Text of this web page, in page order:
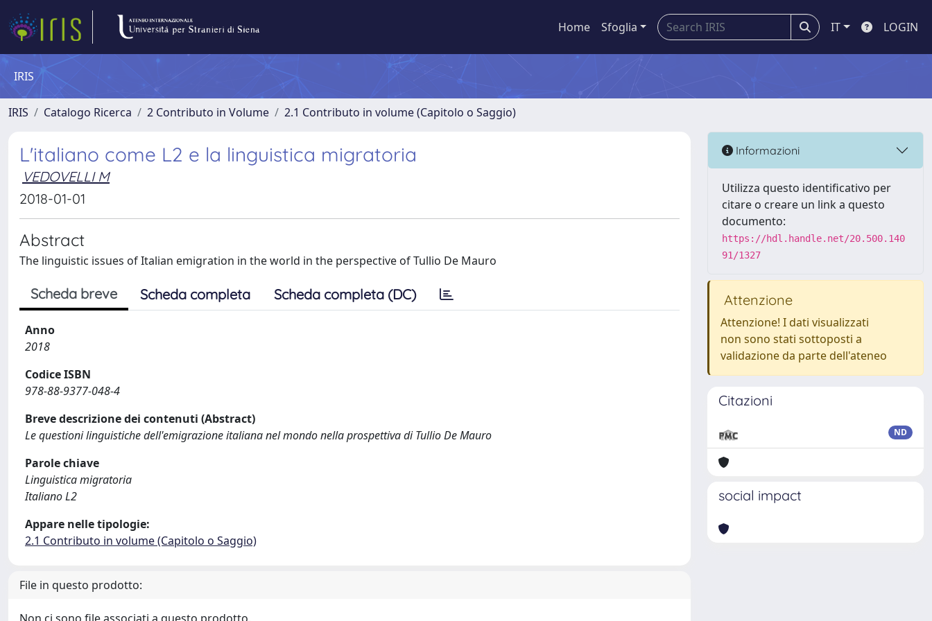
Home Sfoglia IT LOGIN
IRIS
IRIS Catalogo Ricerca 2 Contributo in Volume 2.1 Contributo in volume (Capitolo o Saggio)
L'italiano come L2 e la linguistica migratoria
VEDOVELLI M
2018-01-01
Abstract
The linguistic issues of Italian emigration in the world in the perspective of Tullio De Mauro
Scheda breve Scheda completa Scheda completa (DC)
Anno
2018
Codice ISBN
978-88-9377-048-4
Breve descrizione dei contenuti (Abstract)
Le questioni linguistiche dell'emigrazione italiana nel mondo nella prospettiva di Tullio De Mauro
Parole chiave
Linguistica migratoria
Italiano L2
Appare nelle tipologie:
2.1 Contributo in volume (Capitolo o Saggio)
File in questo prodotto:
Informazioni
Utilizza questo identificativo per
citare o creare un link a questo
documento:
https://hdl.handle.net/20.500.140
91/1327
Attenzione
Attenzione! I dati visualizzati
non sono stati sottoposti a
validazione da parte dell'ateneo
Citazioni
ND
social impact